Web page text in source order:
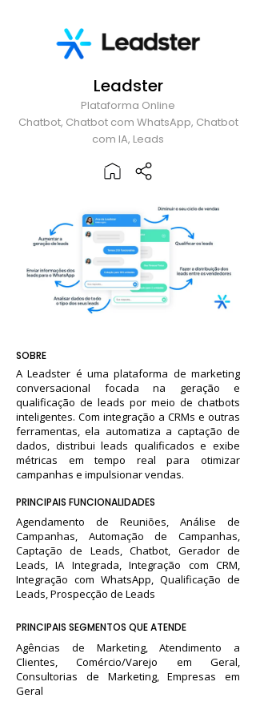
Leadster
Plataforma Online
Chatbot, Chatbot com WhatsApp, Chatbot
com IA, Leads
SOBRE
A Leadster é uma plataforma de marketing
conversacional focada na geração e
qualificação de leads por meio de chatbots
inteligentes. Com integração a CRMs e outras
ferramentas, ela automatiza a captação de
dados, distribui leads qualificados e exibe
métricas em tempo real para otimizar
campanhas e impulsionar vendas.
PRINCIPAIS FUNCIONALIDADES
Agendamento de Reuniões, Análise de
Campanhas, Automação de Campanhas,
Captação de Leads, Chatbot, Gerador de
Leads, IA Integrada, Integração com CRM,
Integração com WhatsApp, Qualificação de
Leads, Prospecção de Leads
PRINCIPAIS SEGMENTOS QUE ATENDE
Agências de Marketing, Atendimento a
Clientes, Comércio/Varejo em Geral,
Consultorias de Marketing, Empresas em
Geral